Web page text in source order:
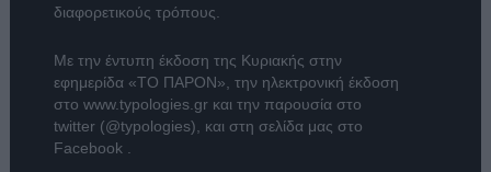
διαφορετικούς τρόπους.
Με την έντυπη έκδοση της Κυριακής στην
εφημερίδα «ΤΟ ΠΑΡΟΝ» , την ηλεκτρονική έκδοση
στο www.typologies.grκαι την παρουσία στο
twitter (@typologies) , και στη σελίδα μας στο
Facebook